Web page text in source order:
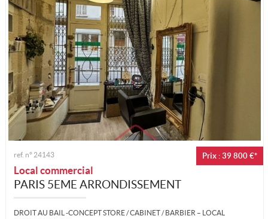
Prix : 39 800 €*
ref. n° 24143
Local commercial
PARIS 5EME ARRONDISSEMENT
DROIT AU BAIL -CONCEPT STORE / CABINET / BARBIER – LOCAL